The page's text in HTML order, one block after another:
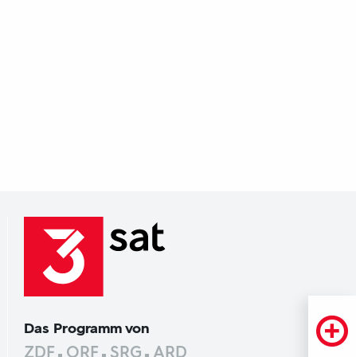
Das Programm von
ZDF ORF SRG ARD